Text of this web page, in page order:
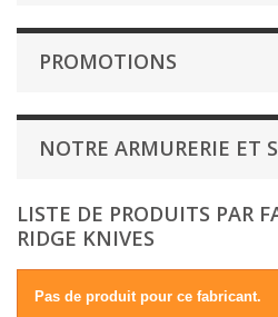
PROMOTIONS
NOTRE ARMURERIE ET
LISTE DE PRODUITS PAR
RIDGE KNIVES
Pas de produit pour ce fabricant.